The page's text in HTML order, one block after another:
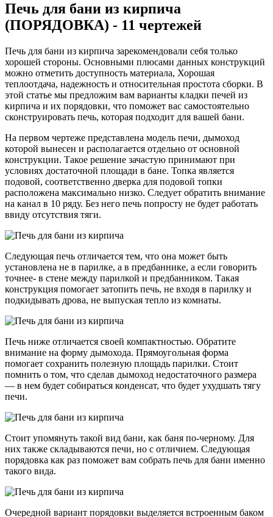
Печь для бани из кирпича
(ПОРЯДОВКА) - 11 чертежей
Печь для бани из кирпича зарекомендовали себя только
хорошей стороны. Основными плюсами данных конструкций
можно отметить доступность материала, Хорошая
теплоотдача, надежность и относительная простота сборки. В
этой статье мы предложим вам варианты кладки печей из
кирпича и их порядовки, что поможет вас самостоятельно
сконструировать печь, которая подходит для вашей бани.
На первом чертеже представлена модель печи, дымоход
которой вынесен и располагается отдельно от основной
конструкции. Такое решение зачастую принимают при
условиях достаточной площади в бане. Топка является
подовой, соответственно дверка для подовой топки
расположена максимально низко. Следует обратить внимание
на канал в 10 ряду. Без него печь попросту не будет работать
ввиду отсутствия тяги.
Следующая печь отличается тем, что она может быть
установлена не в парилке, а в предбаннике, а если говорить
точнее- в стене между парилкой и предбанником. Такая
конструкция помогает затопить печь, не входя в парилку и
подкидывать дрова, не выпуская тепло из комнаты.
Печь ниже отличается своей компактностью. Обратите
внимание на форму дымохода. Прямоугольная форма
помогает сохранить полезную площадь парилки. Стоит
помнить о том, что сделав дымоход недостаточного размера
— в нем будет собираться конденсат, что будет ухудшать тягу
печи.
Стоит упомянуть такой вид бани, как баня по-черному. Для
них также складываются печи, но с отличием. Следующая
порядовка как раз поможет вам собрать печь для бани именно
такого вида.
Очередной вариант порядовки выделяется встроенным баком